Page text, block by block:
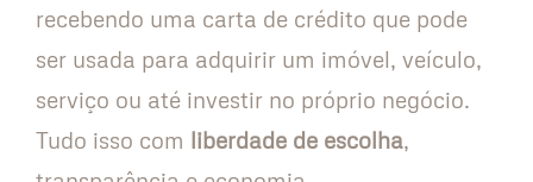
recebendo uma carta de crédito que pode
ser usada para adquirir um imóvel, veículo,
serviço ou até investir no próprio negócio.
Tudo isso com liberdade de escolha,